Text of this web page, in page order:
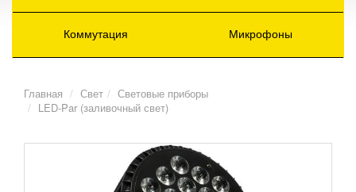
Коммутация Микрофоны
Главная Свет
Световые приборы
LED-Par (заливочный свет)